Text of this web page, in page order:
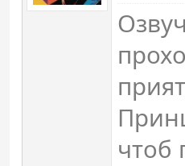
чтоб